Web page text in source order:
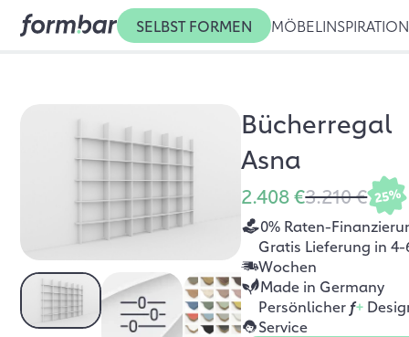
SELBST FORMEN MÖBEL INSPIRATION
Bücherregal
Asna
2.408 €3.210 € 25%
0% Raten-
Gratis Lieferung in 4-
Wochen
Made in Germany
Persönlicher f+
Service